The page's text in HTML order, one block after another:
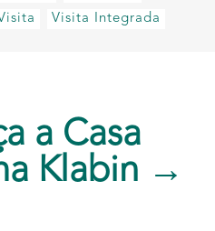
Visita Integrada
a Casa
Klabin →